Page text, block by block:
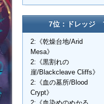
7位：ドレッジ
2:《乾燥台地/Arid
Mesa》
2:《黒割れの
崖/Blackcleave Cliffs》
2:《血の墓所/Blood
Crypt》